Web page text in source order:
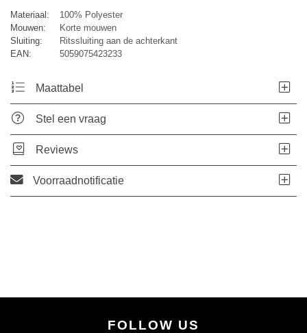
Materiaal:
100% Polyester
Mouwen:
Korte mouwen
Sluiting:
Ritssluiting aan de achterkant
EAN:
5059075423233
Maattabel
Stel een vraag
Reviews
Voorraadnotificatie
FOLLOW US